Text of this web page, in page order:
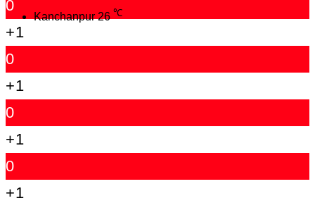
Kanchanpur 26℃
0
+1
0
+1
0
+1
0
+1